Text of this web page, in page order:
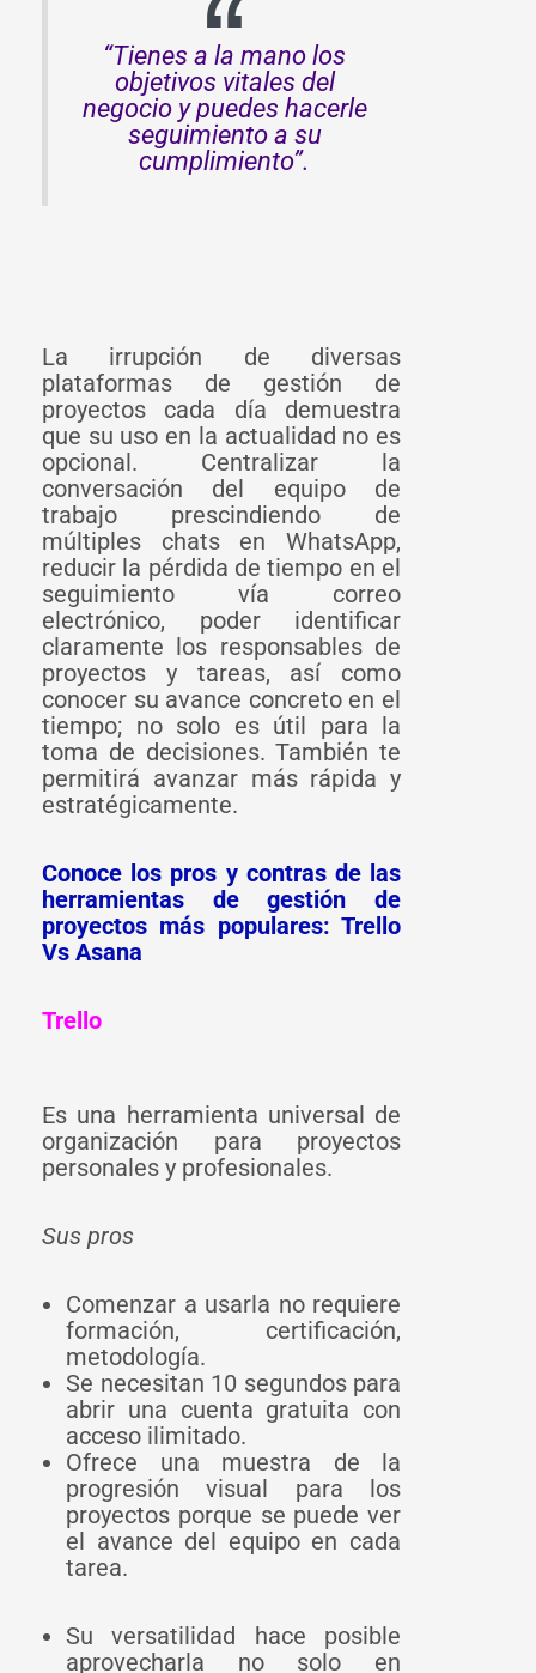
“Tienes a la mano los
objetivos vitales del
negocio y puedes hacerle
seguimiento a su
cumplimiento”.
La irrupción de diversas
plataformas de gestión de
proyectos cada día demuestra
que su uso en la actualidad no es
opcional. Centralizar la
conversación del equipo de
trabajo prescindiendo de
múltiples chats en WhatsApp,
reducir la pérdida de tiempo en el
seguimiento vía correo
electrónico, poder identificar
claramente los responsables de
proyectos y tareas, así como
conocer su avance concreto en el
tiempo; no solo es útil para la
toma de decisiones. También te
permitirá avanzar más rápida y
estratégicamente.
Conoce los pros y contras de las
herramientas de gestión de
proyectos más populares: Trello
Vs Asana
Trello
Es una herramienta universal de
organización para proyectos
personales y profesionales.
Sus pros
Comenzar a usarla no requiere
formación, certificación,
metodología.
Se necesitan 10 segundos para
abrir una cuenta gratuita con
acceso ilimitado.
Ofrece una muestra de la
progresión visual para los
proyectos porque se puede ver
el avance del equipo en cada
tarea.
Su versatilidad hace posible
aprovecharla no solo en